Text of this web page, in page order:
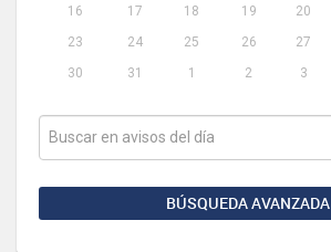
16
17 18 19 20
23
24 25 26 27
30
31 1 2 3
BÚSQUEDA AVANZADA